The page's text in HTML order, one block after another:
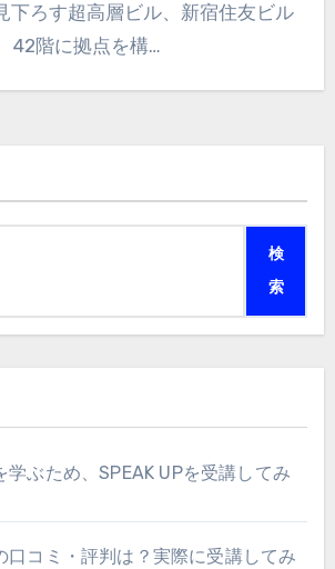
下ろす超高層ビル、新宿住友ビル
42階に拠点を構…
検
索
学ぶため、SPEAK UPを受講してみ
口コミ・評判は？実際に受講してみ